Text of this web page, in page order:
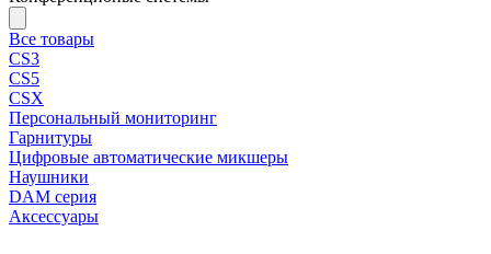
Все товары
CS3
CS5
CSX
Персональный мониторинг
Гарнитуры
Цифровые автоматические микшеры
Наушники
DAM серия
Аксессуары